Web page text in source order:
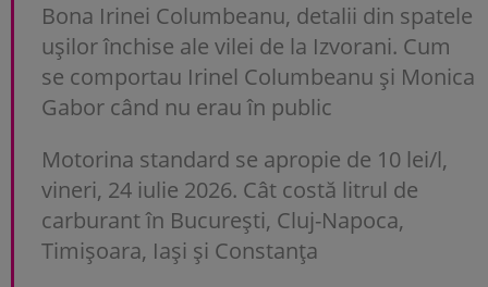
Bona Irinei Columbeanu, detalii din spatele
ușilor închise ale vilei de la Izvorani. Cum
se comportau Irinel Columbeanu și Monica
Gabor când nu erau în public
Motorina standard se apropie de 10 lei/l,
vineri, 24 iulie 2026. Cât costă litrul de
carburant în București, Cluj-Napoca,
Timișoara, Iași și Constanța